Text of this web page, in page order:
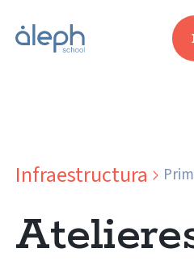
Infraestructura